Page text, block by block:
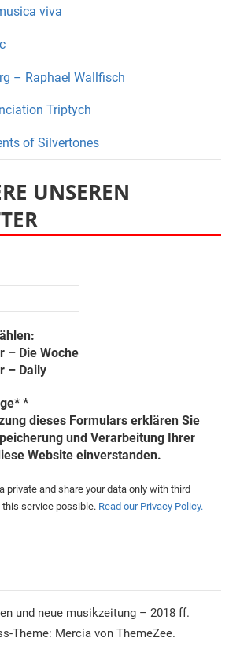
viva
– Raphael Wallfisch
Triptych
of Silvertones
UNSEREN
– Die Woche
– Daily
*
dieses Formulars erklären Sie
und Verarbeitung Ihrer
Website einverstanden.
private and share your data only with third
service possible. Read our Privacy Policy.
und neue musikzeitung – 2018 ff.
Theme: Mercia von ThemeZee.